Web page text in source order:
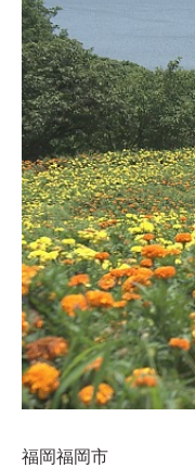
福岡福岡市